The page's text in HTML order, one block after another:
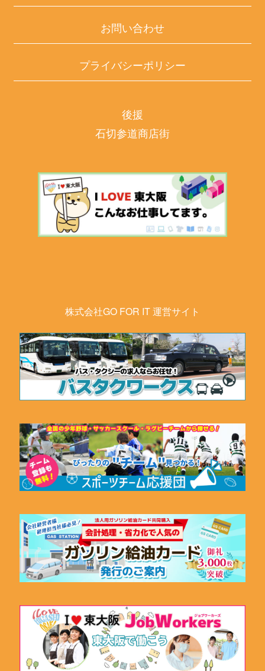
お問い合わせ
プライバシーポリシー
後援
石切参道商店街
株式会社GO FOR IT 運営サイト